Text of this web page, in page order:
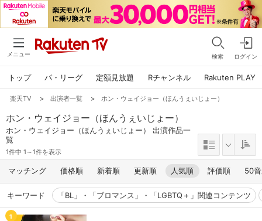
メニュー 検索 ログイン
トップ パ・リーグ 定額見放題 Rチャンネル Rakuten PLAY
楽天TV > 出演者一覧 > ホン・ウェイジョー（ほんうぇいじょー）
ホン・ウェイジョー（ほんうぇいじょー）
ホン・ウェイジョー（ほんうぇいじょー） 出演作品一
覧
1件中 1～1件を表示
マッチング 価格順 新着順 更新順 人気順 評価順 50
キーワード 「BL」・「ブロマンス」・「LGBTQ＋」関連コンテンツ
1